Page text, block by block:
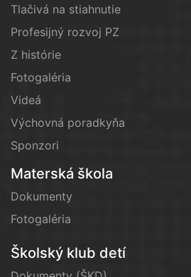
Tlačivá na stiahnutie
Profesijný rozvoj PZ
Z histórie
Fotogaléria
Videá
Výchovná poradkyňa
Sponzori
Materská škola
Dokumenty
Fotogaléria
Školský klub detí